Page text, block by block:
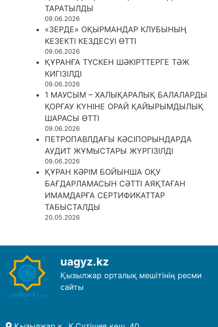
ТАРАТЫЛДЫ
09.06.2026
«ЗЕРДЕ» ОҚЫРМАНДАР КЛУБЫНЫҢ
КЕЗЕКТІ КЕЗДЕСУІ ӨТТІ
09.06.2026
ҚҰРАНҒА ТҮСКЕН ШӘКІРТТЕРГЕ ТӘЖ
КИГІЗІЛДІ
09.06.2026
1 МАУСЫМ – ХАЛЫҚАРАЛЫҚ БАЛАЛАРДЫ
ҚОРҒАУ КҮНІНЕ ОРАЙ ҚАЙЫРЫМДЫЛЫҚ
ШАРАСЫ ӨТТІ
09.06.2026
ПЕТРОПАВЛДАҒЫ КӘСІПОРЫНДАРДА
АУДИТ ЖҰМЫСТАРЫ ЖҮРГІЗІЛДІ
09.06.2026
ҚҰРАН КӘРІМ БОЙЫНША ОҚУ
БАҒДАРЛАМАСЫН СӘТТІ АЯҚТАҒАН
ИМАМДАРҒА СЕРТИФИКАТТАР
ТАБЫСТАЛДЫ
20.05.2026
uagyz.kz
Қызылжар орталық мешітінің ресми
сайты